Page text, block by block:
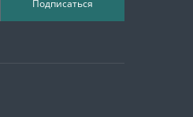
Подписаться